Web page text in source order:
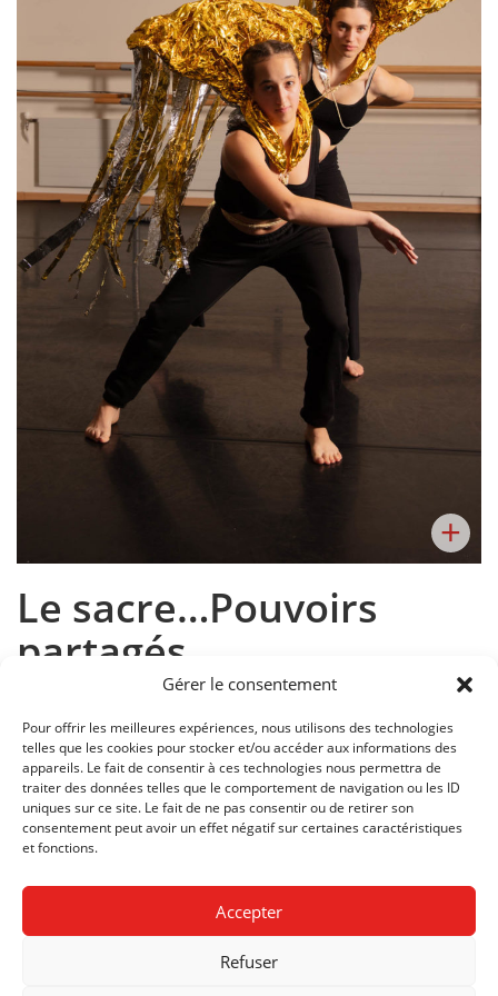
Gérer le consentement
Pour offrir les meilleures expériences, nous utilisons des technologies
telles que les cookies pour stocker et/ou accéder aux informations des
appareils. Le fait de consentir à ces technologies nous permettra de
traiter des données telles que le comportement de navigation ou les ID
uniques sur ce site. Le fait de ne pas consentir ou de retirer son
consentement peut avoir un effet négatif sur certaines caractéristiques
et fonctions.
Accepter
Refuser
+
Le sacre…Pouvoirs
partagés
SECTION: DANSE CONTEMPORAINE, PASSERELLE
PROPÉDEUTIQUE ART ET DESIGN
DEGRÉS:01, 02
ANNÉE: